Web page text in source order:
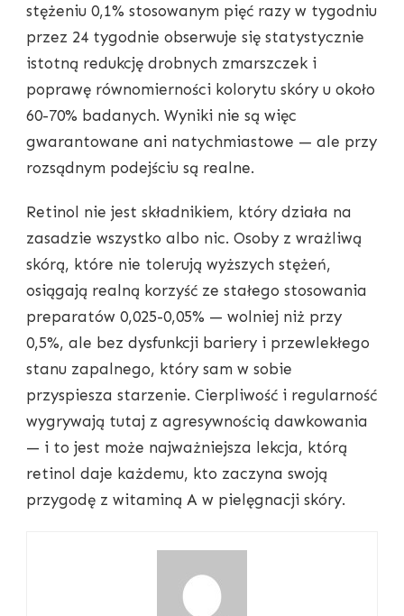
stężeniu 0,1% stosowanym pięć razy w tygodniu
przez 24 tygodnie obserwuje się statystycznie
istotną redukcję drobnych zmarszczek i
poprawę równomierności kolorytu skóry u około
60-70% badanych. Wyniki nie są więc
gwarantowane ani natychmiastowe — ale przy
rozsądnym podejściu są realne.
Retinol nie jest składnikiem, który działa na
zasadzie wszystko albo nic. Osoby z wrażliwą
skórą, które nie tolerują wyższych stężeń,
osiągają realną korzyść ze stałego stosowania
preparatów 0,025-0,05% — wolniej niż przy
0,5%, ale bez dysfunkcji bariery i przewlekłego
stanu zapalnego, który sam w sobie
przyspiesza starzenie. Cierpliwość i regularność
wygrywają tutaj z agresywnością dawkowania
— i to jest może najważniejsza lekcja, którą
retinol daje każdemu, kto zaczyna swoją
przygodę z witaminą A w pielęgnacji skóry.